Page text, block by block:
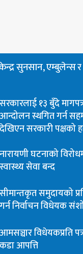
सुनसान,
सरकारलाई १३ बुँदे
आन्दोलन स्थगित गर्न
देखिएन सरकारी पक्षको
नारायणी घटनाको
स्वास्थ्य सेवा बन्द
सीमान्तकृत समुदायको
गर्न निर्वाचन विधेयक
आमसञ्चार विधेयकप्रति
कडा आपत्ति